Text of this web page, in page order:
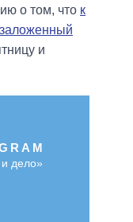
о том, что к
и
дело»